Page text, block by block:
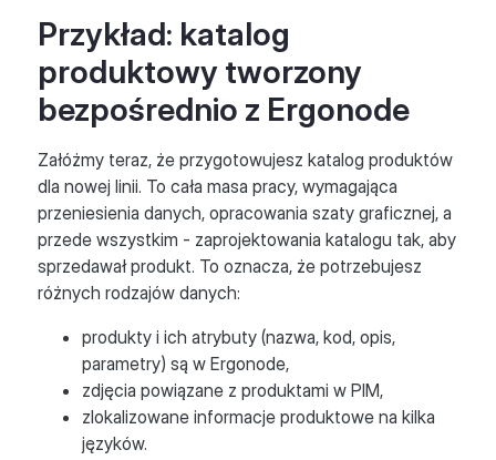
Przykład: katalog
produktowy tworzony
bezpośrednio z Ergonode
Załóżmy teraz, że przygotowujesz katalog produktów
dla nowej linii. To cała masa pracy, wymagająca
przeniesienia danych, opracowania szaty graficznej, a
przede wszystkim - zaprojektowania katalogu tak, aby
sprzedawał produkt. To oznacza, że potrzebujesz
różnych rodzajów danych:
produkty i ich atrybuty (nazwa, kod, opis,
parametry) są w Ergonode,
zdjęcia powiązane z produktami w PIM,
zlokalizowane informacje produktowe na kilka
języków.